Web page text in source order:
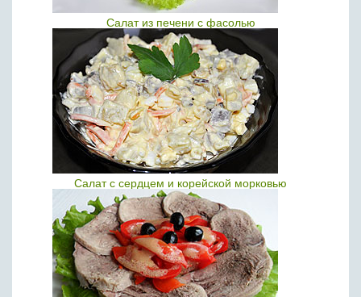
Салат из печени с фасолью
Салат с сердцем и корейской морковью